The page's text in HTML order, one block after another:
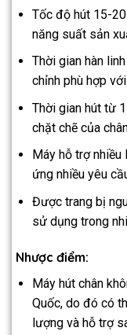
Tốc độ hút 15-
năng suất sản
Thời gian hàn
chỉnh phù hợp
Thời gian hút từ
chặt chẽ của
Máy hỗ trợ
ứng nhiều yêu
Được trang bị
sử dụng trong
Nhược điểm:
Máy hút chân
Quốc, do đó có
lượng và hỗ trợ